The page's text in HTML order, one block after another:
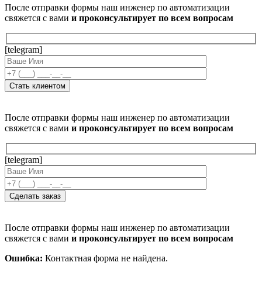
После отправки формы наш инженер по автоматизации
свяжется с вами и проконсультирует по всем вопросам
[telegram]
После отправки формы наш инженер по автоматизации
свяжется с вами и проконсультирует по всем вопросам
[telegram]
После отправки формы наш инженер по автоматизации
свяжется с вами и проконсультирует по всем вопросам
Ошибка: Контактная форма не найдена.